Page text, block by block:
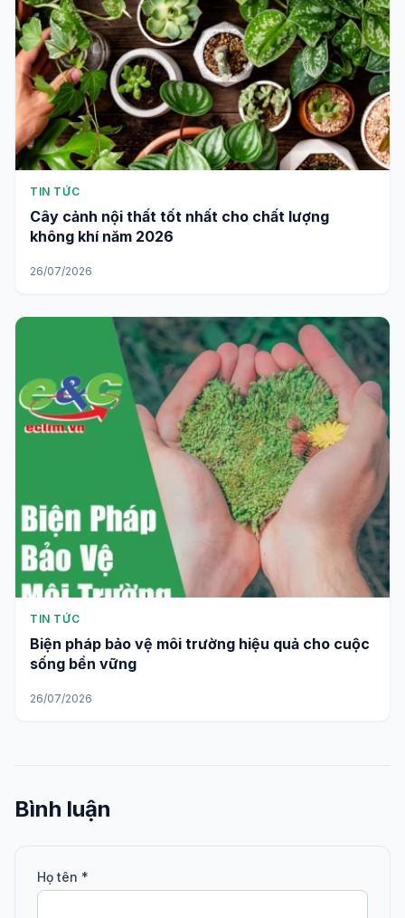
TIN TỨC
Cây cảnh nội thất tốt nhất cho chất lượng
không khí năm 2026
26/07/2026
TIN TỨC
Biện pháp bảo vệ môi trường hiệu quả cho cuộc
sống bền vững
26/07/2026
Bình luận
Họ tên *